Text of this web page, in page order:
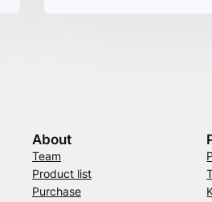
About
Team
Product list
Purchase